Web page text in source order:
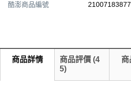
酷澎商品編號
商品詳情 商品評價 (4
5)
商